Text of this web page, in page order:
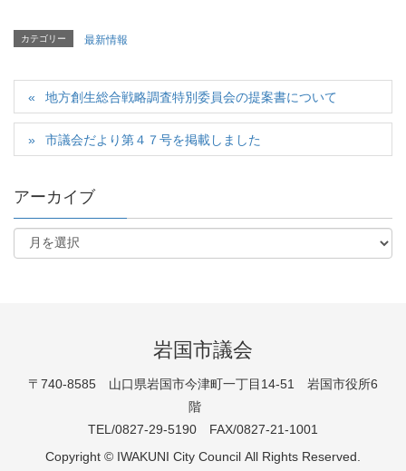
カテゴリー 最新情報
地方創生総合戦略調査特別委員会の提案書について
市議会だより第４７号を掲載しました
アーカイブ
岩国市議会
〒740-8585 山口県岩国市今津町一丁目14-51 岩国市役所6
階
TEL/0827-29-5190 FAX/0827-21-1001
Copyright © IWAKUNI City Council All Rights Reserved.